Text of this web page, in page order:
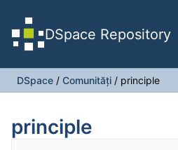
DSpace Repository
DSpace / Comunități / principle
principle